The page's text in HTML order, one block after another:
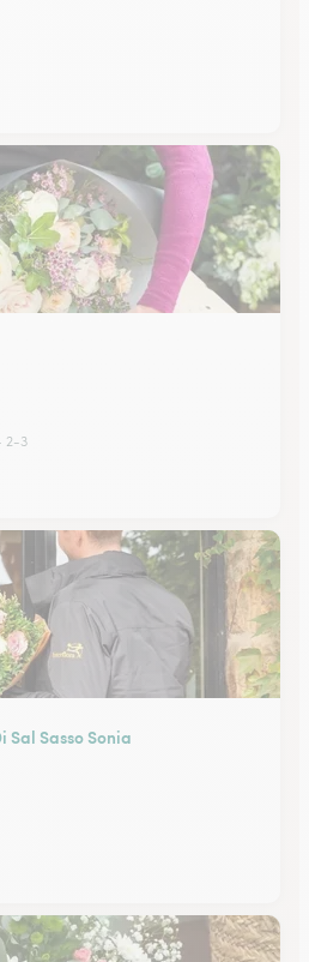
2-3
Sasso Sonia